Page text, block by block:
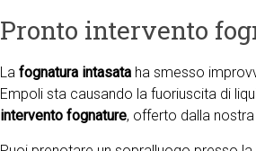
Pronto intervento
La fognatura intasata ha smesso
Empoli sta causando la fuoriuscita di
intervento fognature, offerto dalla